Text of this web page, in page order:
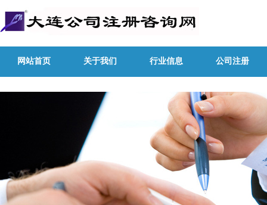
网站首页 关于我们 行业信息 公司注册